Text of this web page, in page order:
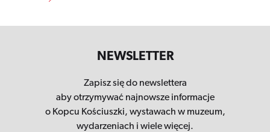
NEWSLETTER
Zapisz się do newslettera
aby otrzymywać najnowsze informacje
o Kopcu Kościuszki, wystawach w muzeum,
wydarzeniach i wiele więcej.